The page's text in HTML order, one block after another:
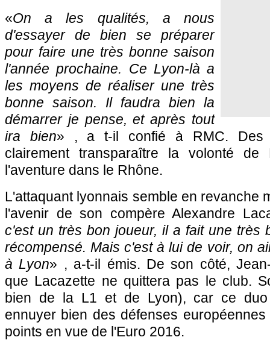
«On a les qualités, a nous
d'essayer de bien se préparer
pour faire une très bonne saison
l'année prochaine. Ce Lyon-là a
les moyens de réaliser une très
bonne saison. Il faudra bien la
démarrer je pense, et après tout
ira bien» , a t-il confié à RMC. Des
clairement transparaître la volonté de
l'aventure dans le Rhône.
L'attaquant lyonnais semble en revanche
l'avenir de son compère Alexandre
c'est un très bon joueur, il a fait une très
récompensé. Mais c'est à lui de voir, on
à Lyon» , a-t-il émis. De son côté,
que Lacazette ne quittera pas le club.
bien de la L1 et de Lyon), car ce
ennuyer bien des défenses
points en vue de l'Euro 2016.